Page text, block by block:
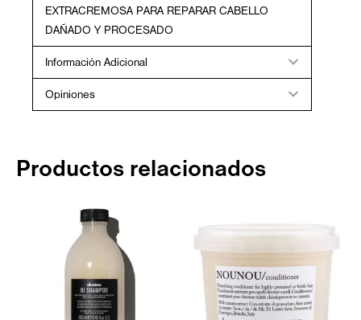
EXTRACREMOSA PARA REPARAR CABELLO
DAÑADO Y PROCESADO
Información Adicional
Opiniones
Productos relacionados